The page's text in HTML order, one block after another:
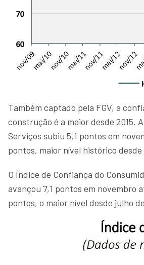
Também captado pela FGV, a
construção é a maior desde 2015.
Serviços subiu 5,1 pontos em
pontos, maior nível histórico desde
O Índice de Confiança do
avançou 7,1 pontos em novembro
pontos, o maior nível desde julho